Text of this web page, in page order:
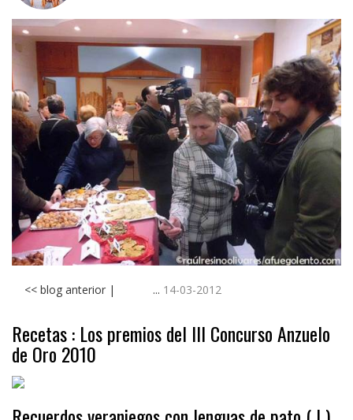
<< blog anterior | ... 14-03-2012
Recetas : Los premios del III Concurso Anzuelo
de Oro 2010